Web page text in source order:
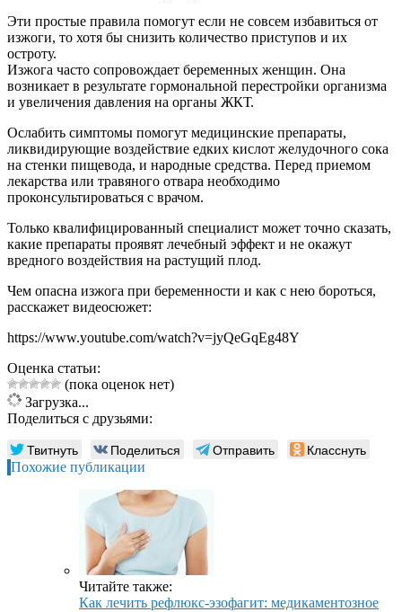
Эти простые правила помогут если не совсем избавиться от
изжоги, то хотя бы снизить количество приступов и их
остроту.
Изжога часто сопровождает беременных женщин. Она
возникает в результате гормональной перестройки организма
и увеличения давления на органы ЖКТ.
Ослабить симптомы помогут медицинские препараты,
ликвидирующие воздействие едких кислот желудочного сока
на стенки пищевода, и народные средства. Перед приемом
лекарства или травяного отвара необходимо
проконсультироваться с врачом.
Только квалифицированный специалист может точно сказать,
какие препараты проявят лечебный эффект и не окажут
вредного воздействия на растущий плод.
Чем опасна изжога при беременности и как с нею бороться,
расскажет видеосюжет:
https://www.youtube.com/watch?v=jyQeGqEg48Y
Оценка статьи:
(пока оценок нет)
Загрузка...
Поделиться с друзьями:
Твитнуть Поделиться Отправить Класснуть
Похожие публикации
Читайте также:
Как лечить рефлюкс-эзофагит: медикаментозное